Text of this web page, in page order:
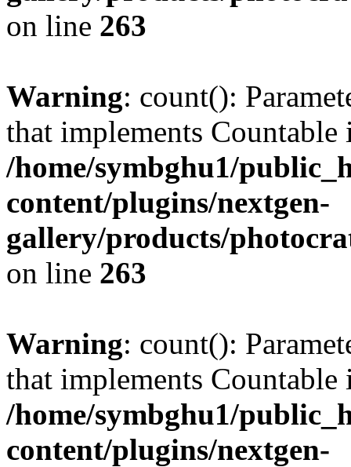
on line 263
Warning: count():
that implements Countable
/home/symbghu1/
content/plugins/nextgen-
gallery/products/
on line 263
Warning: count():
that implements Countable
/home/symbghu1/
content/plugins/nextgen-